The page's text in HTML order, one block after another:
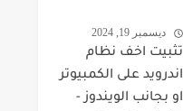
ديسمبر 19, 2024
تثبيت اخف نظام
اندرويد على الكمبيوتر
او بجانب الويندوز -